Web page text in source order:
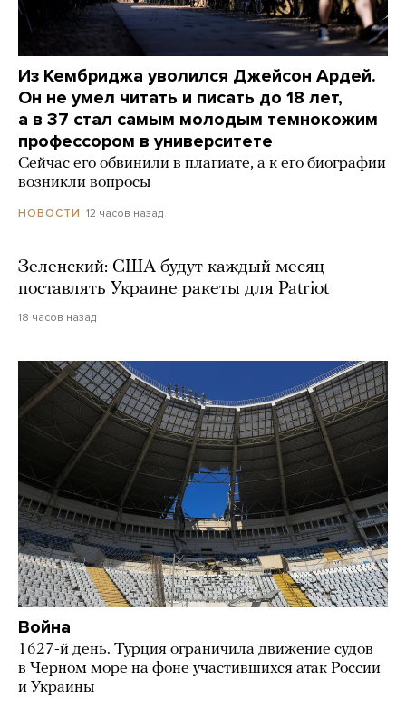
Из Кембриджа уволился Джейсон Ардей.
Он не умел читать и писать до 18 лет,
а в 37 стал самым молодым темнокожим
профессором в университете
Сейчас его обвинили в плагиате, а к его биографии
возникли вопросы
НОВОСТИ 12 часов назад
Зеленский: США будут каждый месяц
поставлять Украине ракеты для Patriot
18 часов назад
Война
1627-й день. Турция ограничила движение судов
в Черном море на фоне участившихся атак России
и Украины